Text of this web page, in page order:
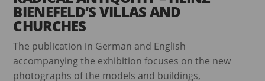
BIENEFELD’S VILLAS AND
CHURCHES
The publication in German and English
accompanying the exhibition focuses on the new
photographs of the models and buildings,